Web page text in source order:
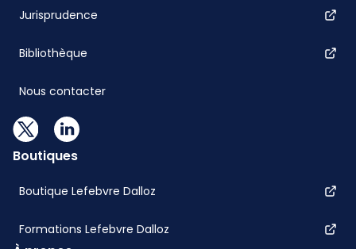
Jurisprudence
Bibliothèque
Nous contacter
Boutiques
Boutique Lefebvre Dalloz
Formations Lefebvre Dalloz